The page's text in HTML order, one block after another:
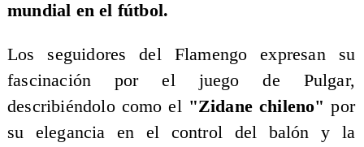
mundial en el fútbol.
Los seguidores del Flamengo expresan su
fascinación por el juego de Pulgar,
describiéndolo como el "Zidane chileno" por
su elegancia en el control del balón y la